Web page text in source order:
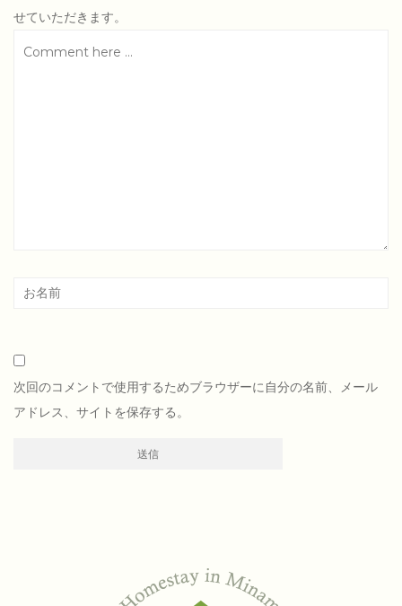
せていただきます。
次回のコメントで使用するためブラウザーに自分の名前、メール
アドレス、サイトを保存する。